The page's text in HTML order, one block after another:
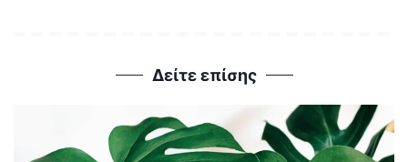
Δείτε επίσης